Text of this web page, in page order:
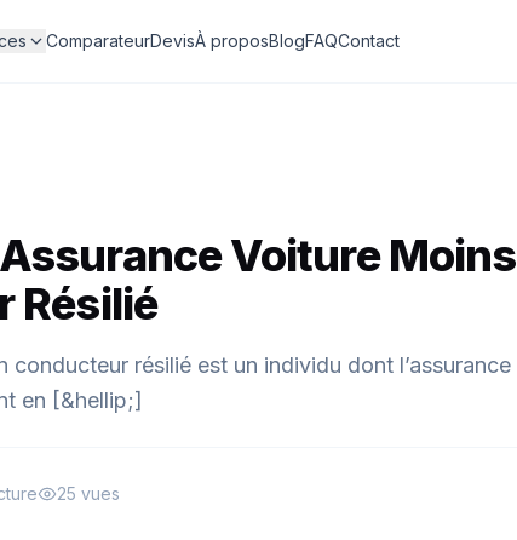
ComparateurDevisÀ proposBlogFAQContact
Voiture Moins
Résilié
résilié est un individu dont l’assurance
en [&hellip;]
25 vues